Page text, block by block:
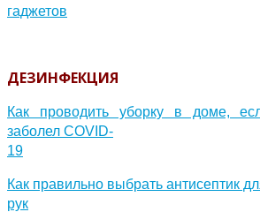
гаджетов
ДЕЗИНФЕКЦИЯ
Как проводить уборку в доме,
заболел COVID-
19
Как правильно выбрать антисептик
рук